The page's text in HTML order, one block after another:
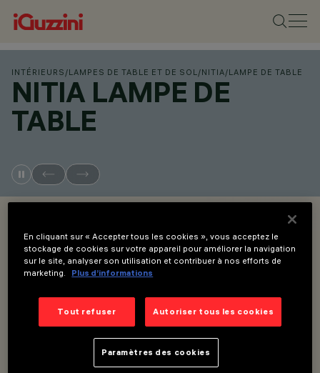
INTÉRIEURS /LAMPES DE TABLE ET DE SOL/NITIA/LAMPE DE TABLE
NITIA LAMPE DE
TABLE
VOIR LES CODES DES PRODUITS SHOP ONLINE
Overview
design Rodolfo Bonetto 1971 | réédition 2023.
Lampe de table H=294,20mm à lumière diffuse.
En cliquant sur « Accepter tous les cookies », vous acceptez le
stockage de cookies sur votre appareil pour améliorer la navigation
sur le site, analyser son utilisation et contribuer à nos efforts de
marketing.
Plus d’informations
Tout refuser Autoriser tous les cookies
Paramètres des cookies